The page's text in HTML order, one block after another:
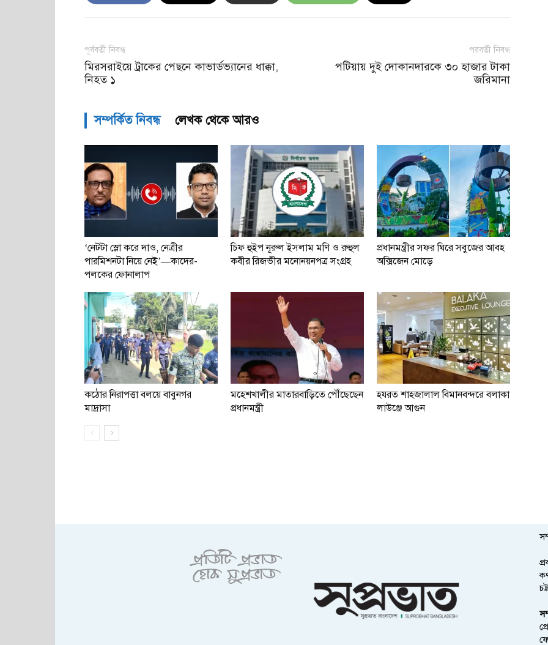
পূর্ববর্তী নিবন্ধ
মিরসরাইয়ে ট্রাকের পেছনে কাভার্ডভ্যানের ধাক্কা,
নিহত ১
পরবর্তী নিবন্ধ
পটিয়ায় দুই দোকানদারকে ৩০ হাজার টাকা
জরিমানা
সম্পর্কিত নিবন্ধ লেখক থেকে আরও
‘নেটটা স্লো করে দাও, নেত্রীর
পারমিশনটা নিয়ে নেই’—কাদের-
পলকের ফোনালাপ
চিফ হুইপ নূরুল ইসলাম মণি ও রুহুল
কবীর রিজভীর মনোনয়নপত্র সংগ্রহ
প্রধানমন্ত্রীর সফর ঘিরে সবুজের আবহ
অক্সিজেন মোড়ে
কঠোর নিরাপত্তা বলয়ে বাবুনগর
মাদ্রাসা
মহেশখালীর মাতারবাড়িতে পৌঁছেছেন
প্রধানমন্ত্রী
হযরত শাহজালাল বিমানবন্দরে বলাকা
লাউঞ্জে আগুন